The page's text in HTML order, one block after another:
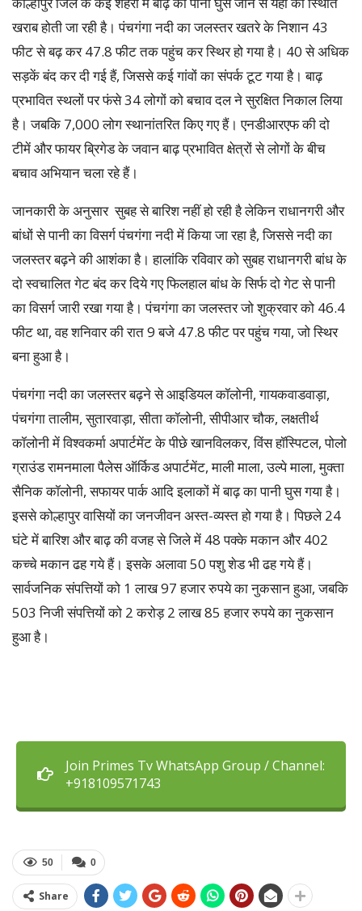
खराब होती जा रही है। पंचगंगा नदी का जलस्तर खतरे के निशान 43
फीट से बढ़ कर 47.8 फीट तक पहुंच कर स्थिर हो गया है। 40 से अधिक
सड़कें बंद कर दी गई हैं, जिससे कई गांवों का संपर्क टूट गया है। बाढ़
प्रभावित स्थलों पर फंसे 34 लोगों को बचाव दल ने सुरक्षित निकाल लिया
है। जबकि 7,000 लोग स्थानांतरित किए गए हैं। एनडीआरएफ की दो
टीमें और फायर ब्रिगेड के जवान बाढ़ प्रभावित क्षेत्रों से लोगों के बीच
बचाव अभियान चला रहे हैं।
जानकारी के अनुसार सुबह से बारिश नहीं हो रही है लेकिन राधानगरी और
बांधों से पानी का विसर्ग पंचगंगा नदी में किया जा रहा है, जिससे नदी का
जलस्तर बढ़ने की आशंका है। हालांकि रविवार को सुबह राधानगरी बांध के
दो स्वचालित गेट बंद कर दिये गए फिलहाल बांध के सिर्फ दो गेट से पानी
का विसर्ग जारी रखा गया है। पंचगंगा का जलस्तर जो शुक्रवार को 46.4
फीट था, वह शनिवार की रात 9 बजे 47.8 फीट पर पहुंच गया, जो स्थिर
बना हुआ है।
पंचगंगा नदी का जलस्तर बढ़ने से आइडियल कॉलोनी, गायकवाडवाड़ा,
पंचगंगा तालीम, सुतारवाड़ा, सीता कॉलोनी, सीपीआर चौक, लक्षतीर्थ
कॉलोनी में विश्वकर्मा अपार्टमेंट के पीछे खानविलकर, विंस हॉस्पिटल, पोलो
ग्राउंड रामनमाला पैलेस ऑर्किड अपार्टमेंट, माली माला, उल्पे माला, मुक्ता
सैनिक कॉलोनी, सफायर पार्क आदि इलाकों में बाढ़ का पानी घुस गया है।
इससे कोल्हापुर वासियों का जनजीवन अस्त-व्यस्त हो गया है। पिछले 24
घंटे में बारिश और बाढ़ की वजह से जिले में 48 पक्के मकान और 402
कच्चे मकान ढह गये हैं। इसके अलावा 50 पशु शेड भी ढह गये हैं।
सार्वजनिक संपत्तियों को 1 लाख 97 हजार रुपये का नुकसान हुआ, जबकि
503 निजी संपत्तियों को 2 करोड़ 2 लाख 85 हजार रुपये का नुकसान
हुआ है।
Join Primes Tv WhatsApp Group / Channel:
+918109571743
0
50
Share